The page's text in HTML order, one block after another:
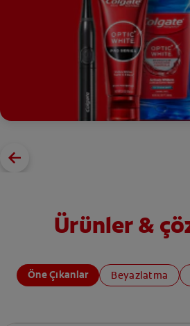
Ürünler &
Öne Çıkanlar Beyazlatma